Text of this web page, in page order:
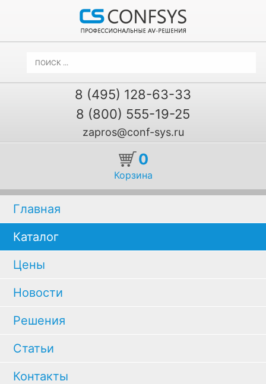
8 (495) 128-63-33
8 (800) 555-19-25
zapros@conf-sys.ru
0
Корзина
Главная
Каталог
Цены
Новости
Решения
Статьи
Контакты